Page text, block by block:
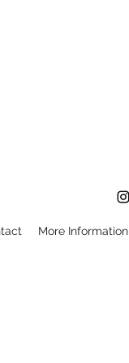
More Information